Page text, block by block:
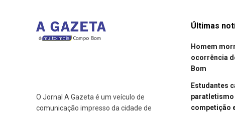
O Jornal A Gazeta é um veículo de
comunicação impresso da cidade de
Últimas
Homem
ocorrência
Bom
Estudantes
competição